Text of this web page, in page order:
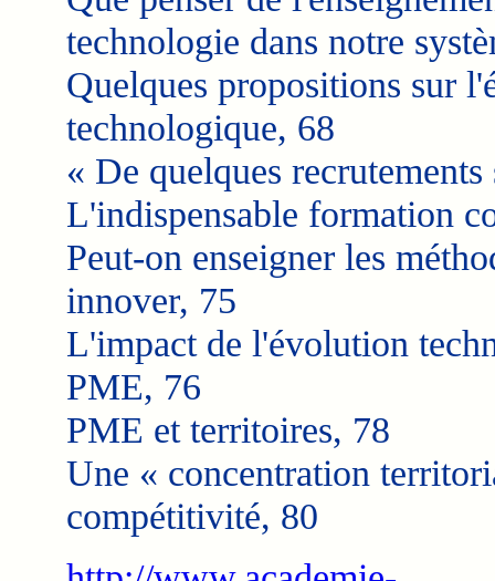
technologie dans notre
Quelques propositions sur
technologique, 68
« De quelques
L'indispensable formation
Peut-on enseigner les
innover, 75
L'impact de l'évolution
PME, 76
PME et territoires, 78
Une « concentration
compétitivité, 80